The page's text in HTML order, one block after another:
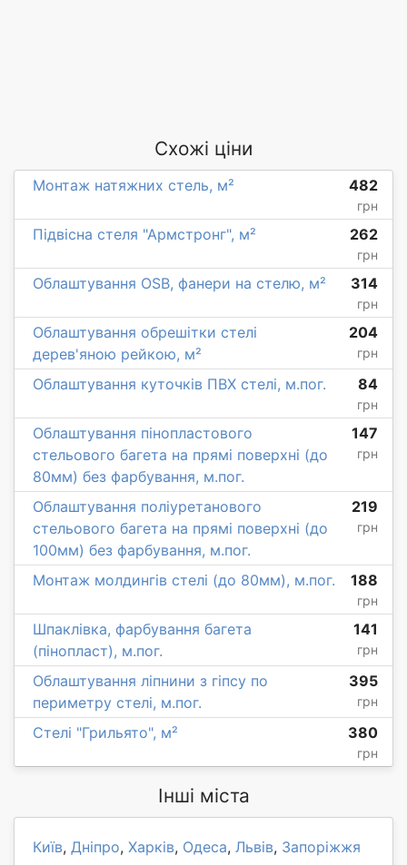
Схожі ціни
Монтаж натяжних стель, м² 482
грн
Підвісна стеля "Армстронг", м² 262
грн
Облаштування OSB, фанери на стелю, м² 314
грн
Облаштування обрешітки стелі
дерев'яною рейкою, м²
204
грн
Облаштування куточків ПВХ стелі, м.пог. 84
грн
Облаштування пінопластового
стельового багета на прямі поверхні (до
80мм) без фарбування, м.пог.
147
грн
Облаштування поліуретанового
стельового багета на прямі поверхні (до
100мм) без фарбування, м.пог.
219
грн
Монтаж молдингів стелі (до 80мм), м.пог. 188
грн
Шпаклівка, фарбування багета
(пінопласт), м.пог.
141
грн
Облаштування ліпнини з гіпсу по
периметру стелі, м.пог.
395
грн
Стелі "Грильято", м² 380
грн
Інші міста
Київ, Дніпро, Харків, Одеса, Львів, Запоріжжя